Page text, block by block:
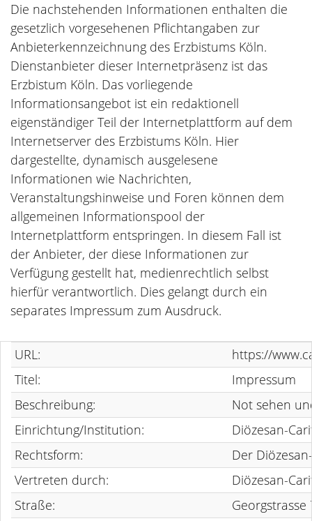
Die nachstehenden Informationen enthalten die
gesetzlich vorgesehenen Pflichtangaben zur
Anbieterkennzeichnung des Erzbistums Köln.
Dienstanbieter dieser Internetpräsenz ist das
Erzbistum Köln. Das vorliegende
Informationsangebot ist ein redaktionell
eigenständiger Teil der Internetplattform auf dem
Internetserver des Erzbistums Köln. Hier
dargestellte, dynamisch ausgelesene
Informationen wie Nachrichten,
Veranstaltungshinweise und Foren können dem
allgemeinen Informationspool der
Internetplattform entspringen. In diesem Fall ist
der Anbieter, der diese Informationen zur
Verfügung gestellt hat, medienrechtlich selbst
hierfür verantwortlich. Dies gelangt durch ein
separates Impressum zum Ausdruck.
URL:
https://
Titel:
Impressum
Beschreibung:
Not sehen
Einrichtung/Institution:
Diözesan-
Rechtsform:
Der
Vertreten durch:
Diözesan-
Straße:
Georgstrasse